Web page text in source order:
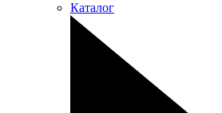
Каталог